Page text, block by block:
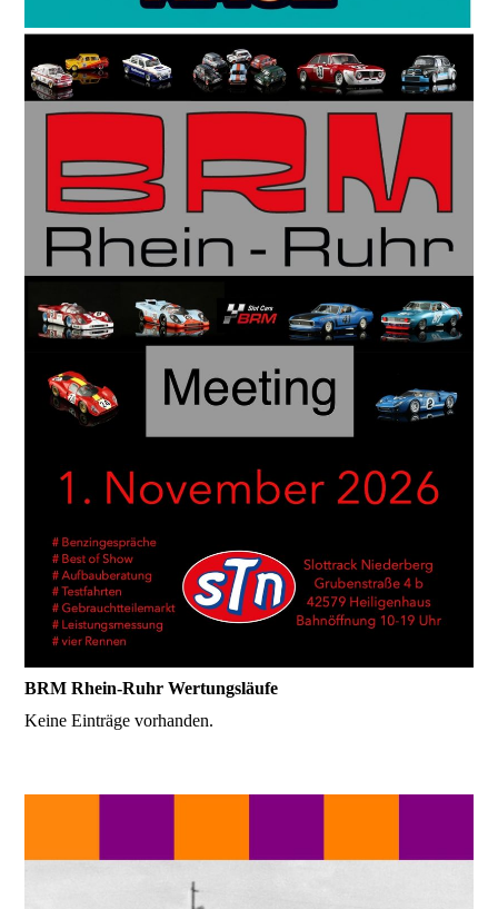
BRM Rhein-Ruhr Wertungsläufe
Keine Einträge vorhanden.